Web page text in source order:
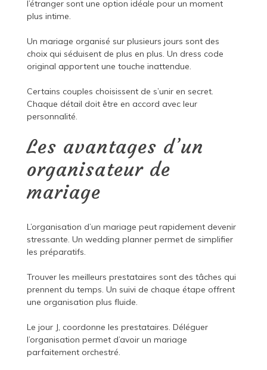
l’étranger sont une option idéale pour un moment
plus intime.
Un mariage organisé sur plusieurs jours sont des
choix qui séduisent de plus en plus. Un dress code
original apportent une touche inattendue.
Certains couples choisissent de s’unir en secret.
Chaque détail doit être en accord avec leur
personnalité.
Les avantages d’un
organisateur de
mariage
L’organisation d’un mariage peut rapidement devenir
stressante. Un wedding planner permet de simplifier
les préparatifs.
Trouver les meilleurs prestataires sont des tâches qui
prennent du temps. Un suivi de chaque étape offrent
une organisation plus fluide.
Le jour J, coordonne les prestataires. Déléguer
l’organisation permet d’avoir un mariage
parfaitement orchestré.